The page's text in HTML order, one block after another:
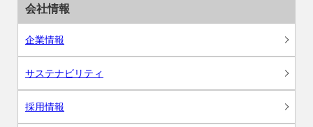
会社情報
企業情報
サステナビリティ
採用情報